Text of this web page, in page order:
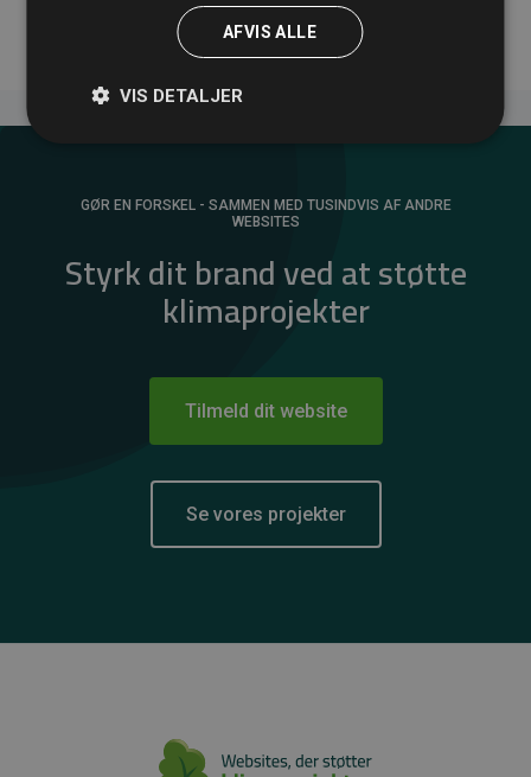
GØR EN FORSKEL - SAMMEN MED TUSINDVIS AF ANDRE
WEBSITES
Styrk dit brand ved at støtte
klimaprojekter
Tilmeld dit website
Se vores projekter
AFVIS ALLE
VIS DETALJER